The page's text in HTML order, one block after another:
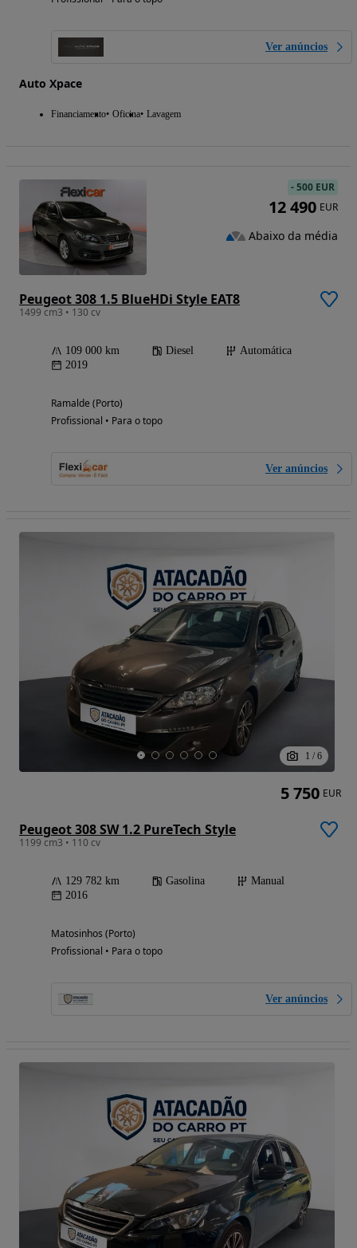
Ver anúncios
Auto Xpace
Financiamento Oficina Lavagem
Peugeot 308 1.5 BlueHDi Style EAT8
1499 cm3 • 130 cv
109 000 km Diesel
Automática
2019
Ramalde (Porto)
Profissional • Para o topo
Ver anúncios
-500 EUR
12 490 EUR
Abaixo da média
1 / 6
Peugeot 308 SW 1.2 PureTech Style
1199 cm3 • 110 cv
129 782 km Gasolina
Manual
2016
Matosinhos (Porto)
Profissional • Para o topo
Ver anúncios
5 750 EUR